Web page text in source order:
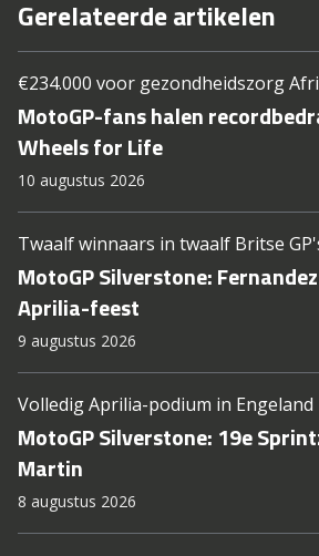
Gerelateerde artikelen
€234.000 voor gezondheidszorg
MotoGP-fans halen
Wheels for Life
10 augustus 2026
Twaalf winnaars in twaalf Britse
MotoGP Silverstone:
Aprilia-feest
9 augustus 2026
Volledig Aprilia-podium in Engeland
MotoGP Silverstone: 19e
Martin
8 augustus 2026